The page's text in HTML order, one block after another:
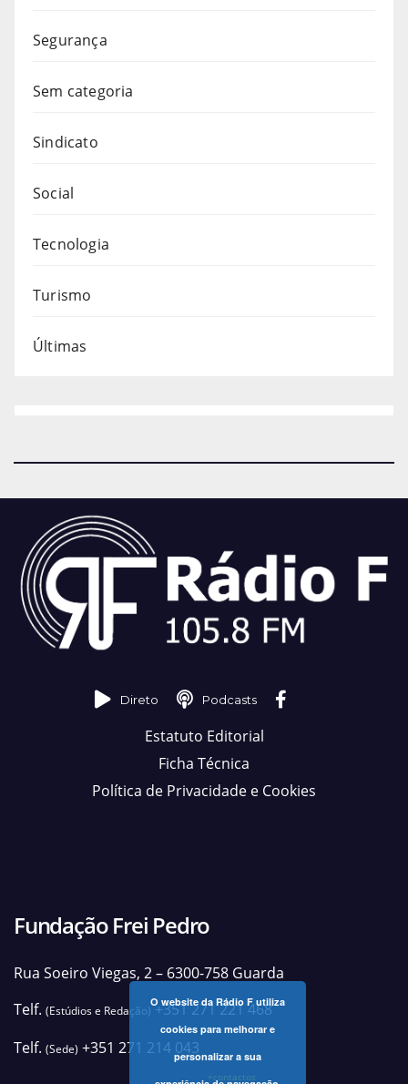
Segurança
Sem categoria
Sindicato
Social
Tecnologia
Turismo
Últimas
Direto Podcasts
Estatuto Editorial
Ficha Técnica
Política de Privacidade e Cookies
Fundação Frei Pedro
Rua Soeiro Viegas, 2 – 6300-758 Guarda
Telf. (Estúdios e Redação)+351 271 221 468
Telf. (Sede) +351 271 214 043
+contactos
O website da Rádio F utiliza
cookies para melhorar e
personalizar a sua